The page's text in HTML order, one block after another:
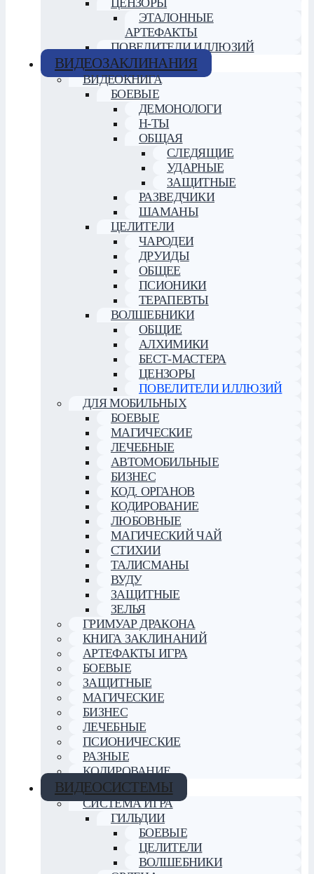
ЦЕНЗОРЫ
ЭТАЛОННЫЕ
АРТЕФАКТЫ
ПОВЕЛИТЕЛИ ИЛЛЮЗИЙ
ВИДЕОЗАКЛИНАНИЯ
ВИДЕОКНИГА
БОЕВЫЕ
ДЕМОНОЛОГИ
Н-ТЫ
ОБЩАЯ
СЛЕДЯЩИЕ
УДАРНЫЕ
ЗАЩИТНЫЕ
РАЗВЕДЧИКИ
ШАМАНЫ
ЦЕЛИТЕЛИ
ЧАРОДЕИ
ДРУИДЫ
ОБЩЕЕ
ПСИОНИКИ
ТЕРАПЕВТЫ
ВОЛШЕБНИКИ
ОБЩИЕ
АЛХИМИКИ
БЕСТ-МАСТЕРА
ЦЕНЗОРЫ
ПОВЕЛИТЕЛИ ИЛЛЮЗИЙ
ДЛЯ МОБИЛЬНЫХ
БОЕВЫЕ
МАГИЧЕСКИЕ
ЛЕЧЕБНЫЕ
АВТОМОБИЛЬНЫЕ
БИЗНЕС
КОД. ОРГАНОВ
КОДИРОВАНИЕ
ЛЮБОВНЫЕ
МАГИЧЕСКИЙ ЧАЙ
СТИХИИ
ТАЛИСМАНЫ
ВУДУ
ЗАЩИТНЫЕ
ЗЕЛЬЯ
ГРИМУАР ДРАКОНА
КНИГА ЗАКЛИНАНИЙ
АРТЕФАКТЫ ИГРА
БОЕВЫЕ
ЗАЩИТНЫЕ
МАГИЧЕСКИЕ
БИЗНЕС
ЛЕЧЕБНЫЕ
ПСИОНИЧЕСКИЕ
РАЗНЫЕ
КОДИРОВАНИЕ
ВИДЕОСИСТЕМЫ
СИСТЕМА ИГРА
ГИЛЬДИИ
БОЕВЫЕ
ЦЕЛИТЕЛИ
ВОЛШЕБНИКИ